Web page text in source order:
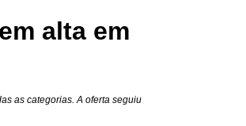
alta em
as categorias. A oferta seguiu